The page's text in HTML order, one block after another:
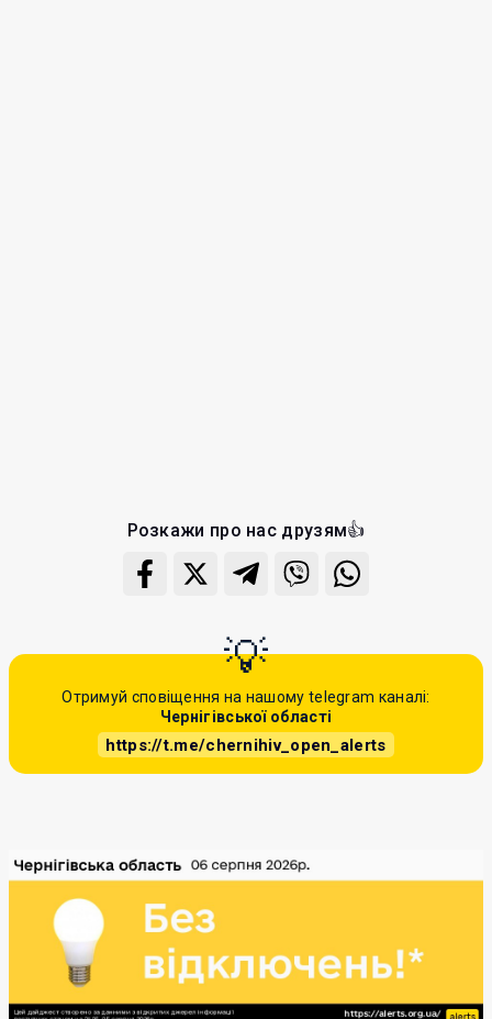
Розкажи про нас друзям👍
Отримуй сповіщення на нашому telegram каналі:
Чернігівської області
https://t.me/chernihiv_open_alerts